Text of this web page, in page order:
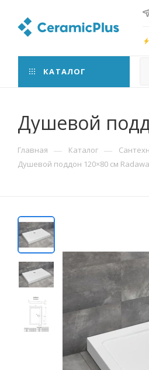
КАТАЛОГ
Душевой
Главная — Каталог —
Душевой поддон 120×80 см